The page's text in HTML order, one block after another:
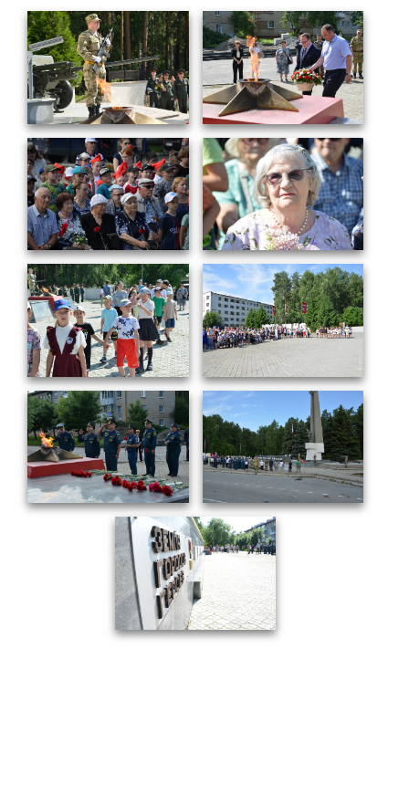
Цифровые продукты
Электротехника
Системы безопасности
Услуги
Прочая продукция
Испытательный центр ВЭИ
СОЦИАЛЬНАЯ ОТВЕТСТВЕННОСТЬ
Охрана окружающей среды
Программы по оздоровлению
Обеспечение жильем
Социальная поддержка
Спорт и отдых
Санаторий-профилакторий
Высокая социальная эффективность
Территория здоровья
ПРЕСС-ЦЕНТР